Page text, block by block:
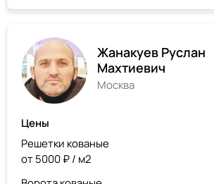
Жанакуев Руслан
Махтиевич
Москва
Цены
Решетки кованые
от 5000 ₽ / м2